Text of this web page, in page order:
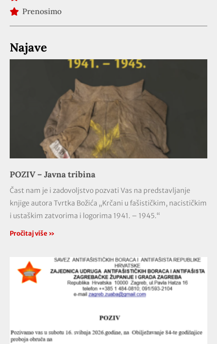
Prenosimo
Najave
POZIV – Javna tribina
Čast nam je i zadovoljstvo pozvati Vas na predstavljanje
knjige autora Tvrtka Božića „Krčani u fašističkim, nacističkim
i ustaškim zatvorima i logorima 1941. – 1945.“
Pročitaj više »